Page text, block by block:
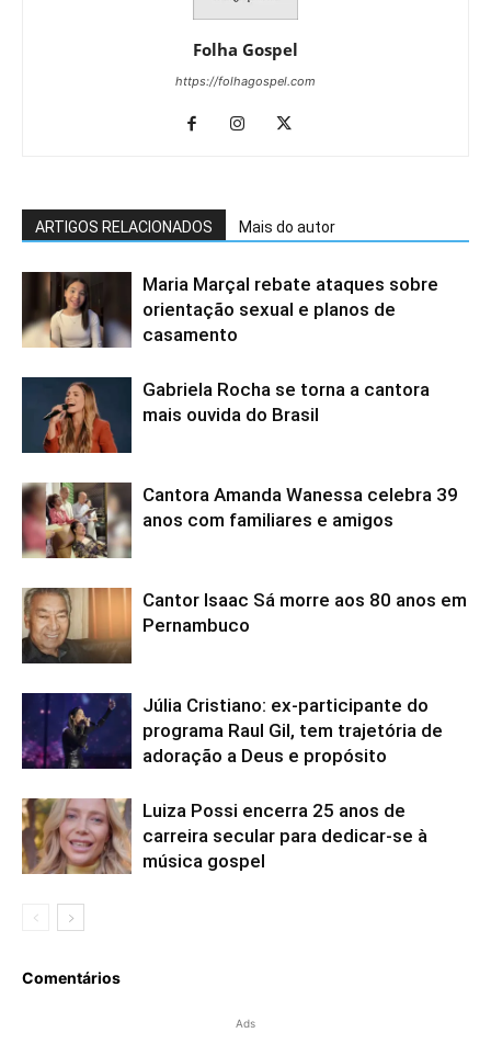
Folha Gospel
https://folhagospel.com
ARTIGOS RELACIONADOS Mais do autor
Maria Marçal rebate ataques sobre
orientação sexual e planos de
casamento
Gabriela Rocha se torna a cantora
mais ouvida do Brasil
Cantora Amanda Wanessa celebra 39
anos com familiares e amigos
Cantor Isaac Sá morre aos 80 anos em
Pernambuco
Júlia Cristiano: ex-participante do
programa Raul Gil, tem trajetória de
adoração a Deus e propósito
Luiza Possi encerra 25 anos de
carreira secular para dedicar-se à
música gospel
Comentários
Ads